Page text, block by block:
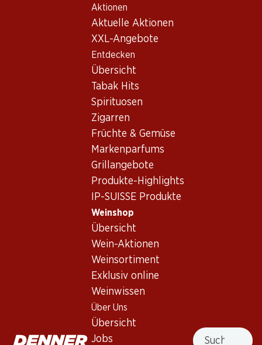
Aktionen
Aktuelle Aktionen
XXL-Angebote
Entdecken
Übersicht
Tabak Hits
Spirituosen
Zigarren
Früchte & Gemüse
Markenparfums
Grillangebote
Produkte-Highlights
IP-SUISSE Produkte
Weinshop
Übersicht
Wein-Aktionen
Weinsortiment
Exklusiv online
Weinwissen
Über Uns
Übersicht
Jobs
Suche
Wein Sortiment
Parellada, Spanien
Freixenet Carta Medium Dry
Freixenet Carta Medium Dry
Freixenet Cordon Negro
93.60
Freixenet Cordon Negro